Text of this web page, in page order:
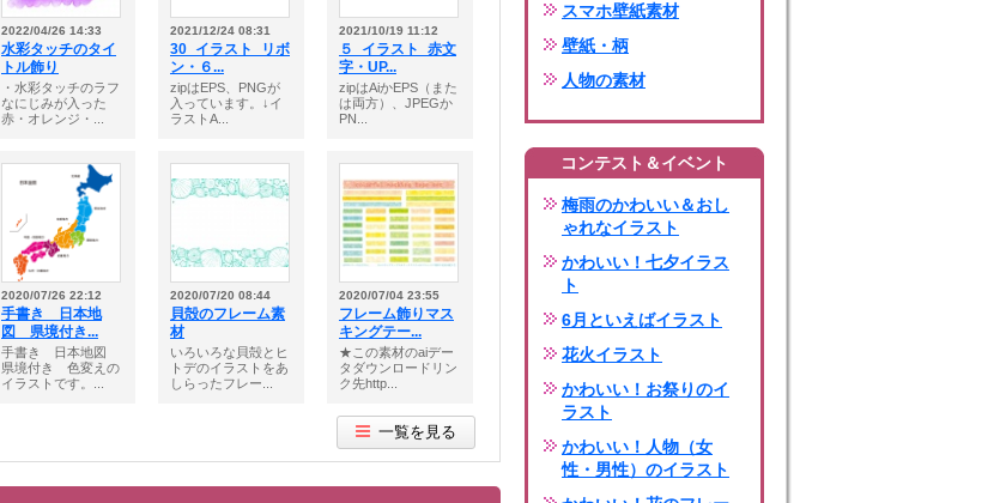
2022/04/26 14:33
水彩タッチのタイ
トル飾り
・水彩タッチのラフ
なにじみが入った
赤・オレンジ・...
2021/12/24 08:31
30_イラスト_リボ
ン・６...
zipはEPS、PNGが
入っています。↓イ
ラストA...
2021/10/19 11:12
５_イラスト_赤文
字・UP...
zipはAiかEPS（また
は両方）、JPEGか
PN...
2020/07/26 22:12
手書き 日本地
図 県境付き...
手書き 日本地図
県境付き 色変えの
イラストです。...
2020/07/20 08:44
貝殻のフレーム素
材
いろいろな貝殻とヒ
トデのイラストをあ
しらったフレー...
2020/07/04 23:55
フレーム飾りマス
キングテー...
★この素材のaiデー
タダウンロードリン
ク先http...
一覧を見る
スマホ壁紙素材
壁紙・柄
人物の素材
コンテスト＆イベント
梅雨のかわいい＆おし
ゃれなイラスト
かわいい！七夕イラス
ト
6月といえばイラスト
花火イラスト
かわいい！お祭りのイ
ラスト
かわいい！人物（女
性・男性）のイラスト